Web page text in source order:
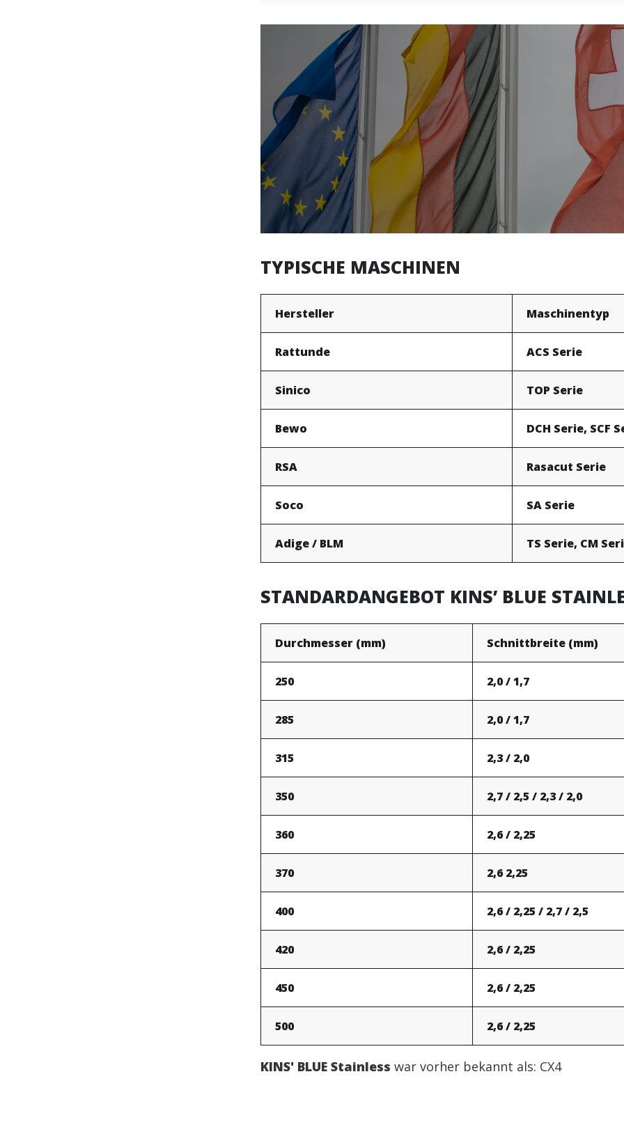
Kontaktieren
TYPISCHE MASCHINEN
Hersteller Maschinentyp
Rattunde ACS Serie
Sinico TOP Serie
Bewo DCH Serie, SCF
RSA Rasacut Serie
Soco SA Serie
Adige / BLM TS Serie, CM
STANDARDANGEBOT KINS’ BLUE
Durchmesser (mm) Schnittbreite (mm)
250 2,0 / 1,7
285 2,0 / 1,7
315 2,3 / 2,0
350 2,7 / 2,5 / 2,3 / 2,0
360 2,6 / 2,25
370 2,6 2,25
400 2,6 / 2,25 / 2,7 / 2,5
420 2,6 / 2,25
450 2,6 / 2,25
500 2,6 / 2,25
KINS' BLUE Stainless war vorher bekannt als: CX4